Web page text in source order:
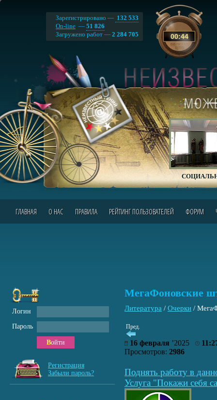
00:44
Зарегистрировано — 132 533
On-line — 51 826
Загружено работ — 2 284 705
ГЛАВНАЯ О НАС ПРАВИЛА РЕЙТИНГ ПОЛЬЗОВАТЕЛЕЙ ФОРУМ
МегаФоновские
Литература / Очерки /
Пред.
16 февраля ’2025
Просмотров: 2986
Поднять работу в
Услуга "Покажи себя
Логин
Пароль
Войти
Регистрация
Забыли пароль?